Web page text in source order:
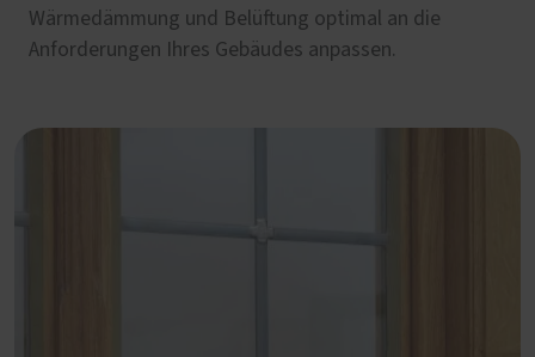
Wärmedämmung und Belüftung optimal an die
Anforderungen Ihres Gebäudes anpassen.